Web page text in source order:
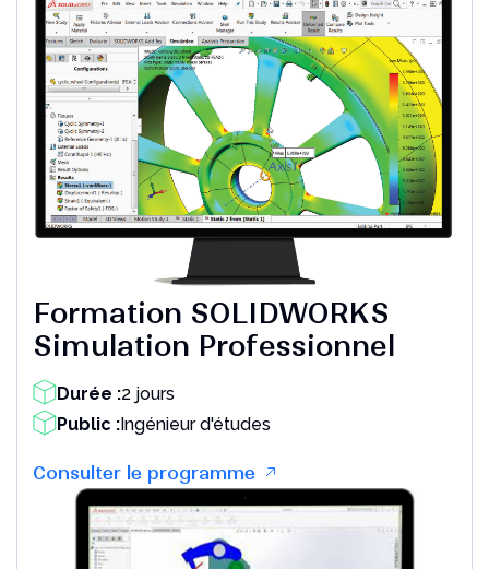
Formation SOLIDWORKS
Simulation Professionnel
Durée :2 jours
Public : Ingénieur d'études
Consulter le programme